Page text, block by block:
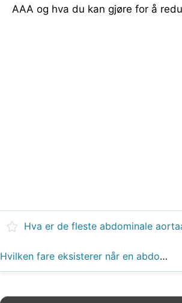
AAA og hva du kan gjøre for å
Hvilken fare eksisterer når en abdominal aneurisme er veldig smertefull?